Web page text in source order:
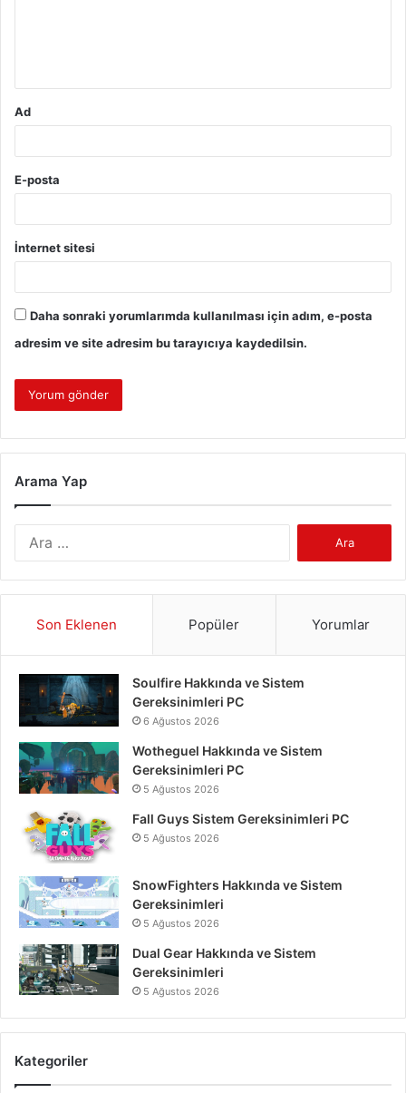
Ad
E-posta
İnternet sitesi
Daha sonraki yorumlarımda kullanılması için adım, e-posta
adresim ve site adresim bu tarayıcıya kaydedilsin.
Arama Yap
Son Eklenen Popüler Yorumlar
Soulfire Hakkında ve Sistem
Gereksinimleri PC
6 Ağustos 2026
Wotheguel Hakkında ve Sistem
Gereksinimleri PC
5 Ağustos 2026
Fall Guys Sistem Gereksinimleri PC
5 Ağustos 2026
SnowFighters Hakkında ve Sistem
Gereksinimleri
5 Ağustos 2026
Dual Gear Hakkında ve Sistem
Gereksinimleri
5 Ağustos 2026
Kategoriler